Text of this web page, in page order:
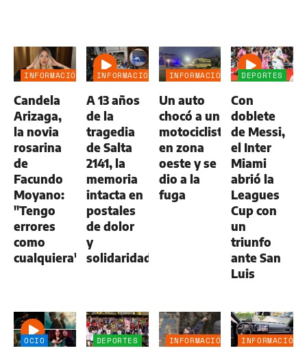
INFORMACIÓN
Candela
Arizaga,
la novia
rosarina
de
Facundo
Moyano:
"Tengo
errores
como
cualquiera"
INFORMACIÓN
A 13 años
de la
tragedia
de Salta
2141, la
memoria
intacta en
postales
de dolor
y
solidaridad
INFORMACIÓN
Un auto
chocó a un
motociclista
en zona
oeste y se
dio a la
fuga
DEPORTES
Con
doblete
de Messi,
el Inter
Miami
abrió la
Leagues
Cup con
un
triunfo
ante San
Luis
OCIO DEPORTES
INFORMACIÓN
INFORMACIÓN